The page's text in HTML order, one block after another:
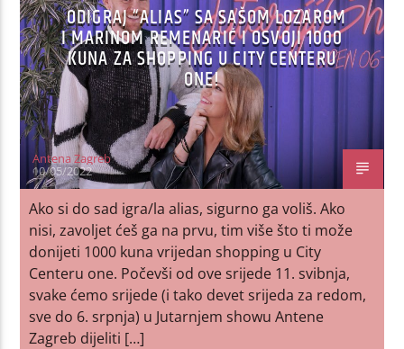
ODIGRAJ “ALIAS” SA SAŠOM LOZAROM
I MARINOM REMENARIĆ I OSVOJI 1000
KUNA ZA SHOPPING U CITY CENTERU
ONE!
Antena Zagreb
10/05/2022
Ako si do sad igra/la alias, sigurno ga voliš. Ako
nisi, zavoljet ćeš ga na prvu, tim više što ti može
donijeti 1000 kuna vrijedan shopping u City
Centeru one. Počevši od ove srijede 11. svibnja,
svake ćemo srijede (i tako devet srijeda za redom,
sve do 6. srpnja) u Jutarnjem showu Antene
Zagreb dijeliti […]